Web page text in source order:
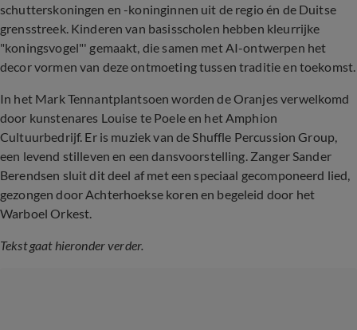
schutterskoningen en -koninginnen uit de regio én de Duitse
grensstreek. Kinderen van basisscholen hebben kleurrijke
"koningsvogel"' gemaakt, die samen met AI-ontwerpen het
decor vormen van deze ontmoeting tussen traditie en toekomst.
In het Mark Tennantplantsoen worden de Oranjes verwelkomd
door kunstenares Louise te Poele en het Amphion
Cultuurbedrijf. Er is muziek van de Shuffle Percussion Group,
een levend stilleven en een dansvoorstelling. Zanger Sander
Berendsen sluit dit deel af met een speciaal gecomponeerd lied,
gezongen door Achterhoekse koren en begeleid door het
Warboel Orkest.
Tekst gaat hieronder verder.